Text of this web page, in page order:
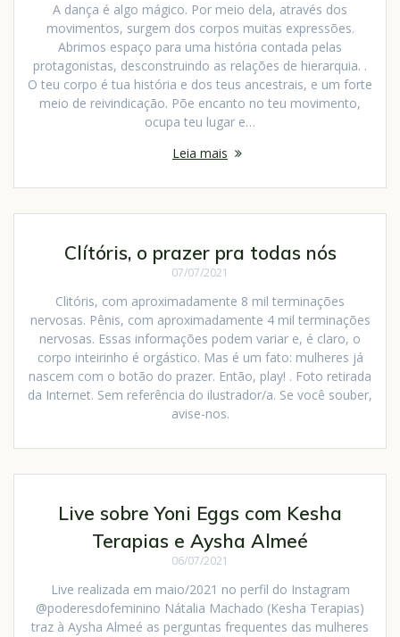
A dança é algo mágico. Por meio dela, através dos
movimentos, surgem dos corpos muitas expressões.
Abrimos espaço para uma história contada pelas
protagonistas, desconstruindo as relações de hierarquia. .
O teu corpo é tua história e dos teus ancestrais, e um forte
meio de reivindicação. Põe encanto no teu movimento,
ocupa teu lugar e…
Leia mais
Clítóris, o prazer pra todas nós
07/07/2021
Clitóris, com aproximadamente 8 mil terminações
nervosas. Pênis, com aproximadamente 4 mil terminações
nervosas. Essas informações podem variar e, é claro, o
corpo inteirinho é orgástico. Mas é um fato: mulheres já
nascem com o botão do prazer. Então, play! . Foto retirada
da Internet. Sem referência do ilustrador/a. Se você souber,
avise-nos.
Live sobre Yoni Eggs com Kesha
Terapias e Aysha Almeé
06/07/2021
Live realizada em maio/2021 no perfil do Instagram
@poderesdofeminino Nátalia Machado (Kesha Terapias)
traz à Aysha Almeé as perguntas frequentes das mulheres